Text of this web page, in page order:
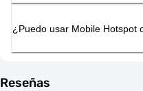
¿Puedo usar Mobile Hotspot
Reseñas